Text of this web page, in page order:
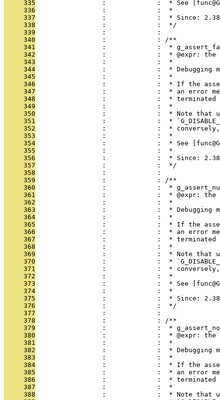
     335
:             :  * See
     336
                 :             :  *
     337
                 :             :  * Since: 2.38
     338
                 :             :  */
     339
                 :             :
     340
                 :             : /**
     341
:             :  *
     342
:             :  * @expr: the
     343
                 :             :  *
     344
:             :  * Debugging
     345
                 :             :  *
     346
:             :  * If the
     347
:             :  * an error
     348
:             :  *
     349
                 :             :  *
     350
:             :  * Note that
     351
:             :  *
     352
:             :  *
     353
                 :             :  *
     354
:             :  * See
     355
                 :             :  *
     356
                 :             :  * Since: 2.38
     357
                 :             :  */
     358
                 :             :
     359
                 :             : /**
     360
:             :  *
     361
:             :  * @expr: the
     362
                 :             :  *
     363
:             :  * Debugging
     364
                 :             :  *
     365
:             :  * If the
     366
:             :  * an error
     367
:             :  *
     368
                 :             :  *
     369
:             :  * Note that
     370
:             :  *
     371
:             :  *
     372
                 :             :  *
     373
:             :  * See
     374
                 :             :  *
     375
                 :             :  * Since: 2.38
     376
                 :             :  */
     377
                 :             :
     378
                 :             : /**
     379
:             :  *
     380
:             :  * @expr: the
     381
                 :             :  *
     382
:             :  * Debugging
     383
                 :             :  *
     384
:             :  * If the
     385
:             :  * an error
     386
:             :  *
     387
                 :             :  *
     388
:             :  * Note that